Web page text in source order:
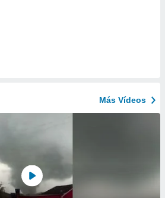
Más Vídeos